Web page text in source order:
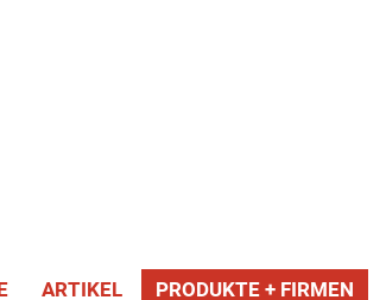
ARTIKEL PRODUKTE + FIRMEN